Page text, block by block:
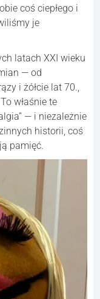
coś ciepłego i
je
latach XXI wieku
— od
i żółcie lat 70.,
właśnie te
— i niezależnie
historii, coś
pamięć.